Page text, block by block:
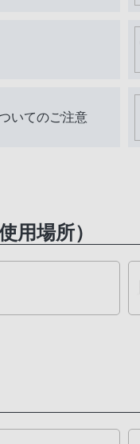
いてのご注意
用場所）